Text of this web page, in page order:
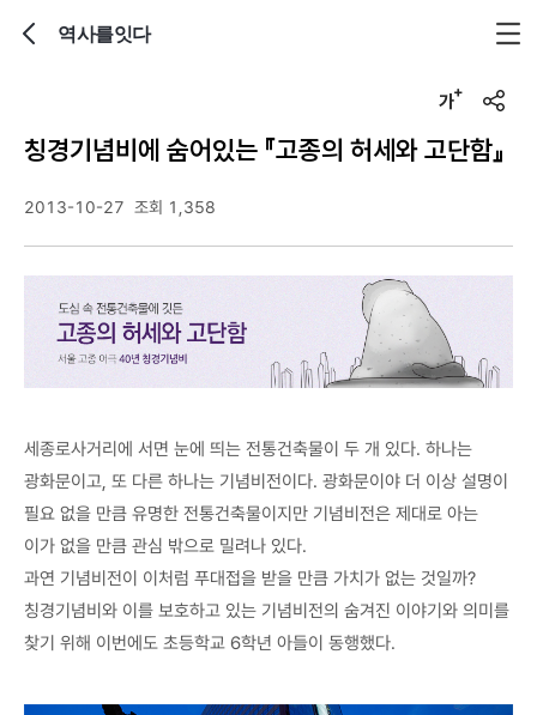
역사를잇다
u
l
칭경기념비에 숨어있는 『고종의 허세와 고단함』
2013-10-27 조회 1,358
세종로사거리에 서면 눈에 띄는 전통건축물이 두 개 있다. 하나는
광화문이고, 또 다른 하나는 기념비전이다. 광화문이야 더 이상 설명이
필요 없을 만큼 유명한 전통건축물이지만 기념비전은 제대로 아는
이가 없을 만큼 관심 밖으로 밀려나 있다.
과연 기념비전이 이처럼 푸대접을 받을 만큼 가치가 없는 것일까?
칭경기념비와 이를 보호하고 있는 기념비전의 숨겨진 이야기와 의미를
찾기 위해 이번에도 초등학교 6학년 아들이 동행했다.